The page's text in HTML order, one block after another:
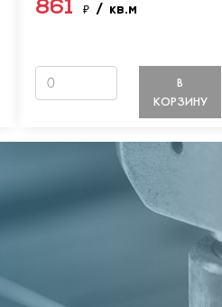
861₽/ кв.м
В
КОРЗИНУ